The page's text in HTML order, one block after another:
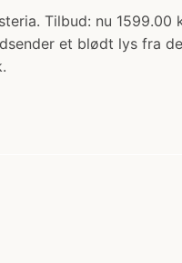
Tilbud: nu
et blødt lys fra